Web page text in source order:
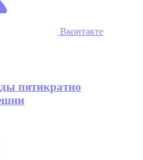
Вконтакте
пятикратно